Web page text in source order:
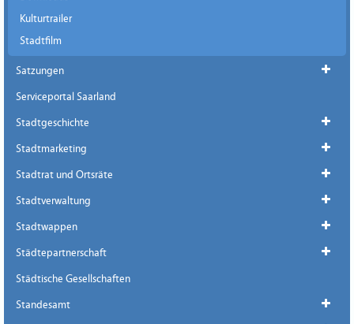
Kulturtrailer
Stadtfilm
Satzungen
Serviceportal Saarland
Stadtgeschichte
Stadtmarketing
Stadtrat und Ortsräte
Stadtverwaltung
Stadtwappen
Städtepartnerschaft
Städtische Gesellschaften
Standesamt